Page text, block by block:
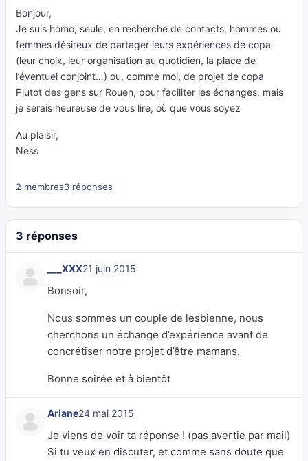
Bonjour,
Je suis homo, seule, en recherche de contacts, hommes ou
femmes désireux de partager leurs expériences de copa
(leur choix, leur organisation au quotidien, la place de
l’éventuel conjoint…) ou, comme moi, de projet de copa
Plutot des gens sur Rouen, pour faciliter les échanges, mais
je serais heureuse de vous lire, où que vous soyez
Au plaisir,
Ness
2 membres3 réponses
3 réponses
___XXX21 juin 2015
Bonsoir,
Nous sommes un couple de lesbienne, nous
cherchons un échange d’expérience avant de
concrétiser notre projet d’être mamans.
Bonne soirée et à bientôt
Ariane24 mai 2015
Je viens de voir ta réponse ! (pas avertie par mail)
Si tu veux en discuter, et comme sans doute que